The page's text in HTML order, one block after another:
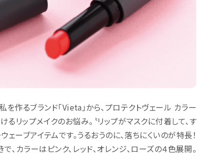
作るブランド「Vieta」から、プロテクトヴェール カラー
リップメイクのお悩み。〝リップがマスクに付着して、す
ェーブアイテムです。うるおうのに、落ちにくいのが特長！
カラーはピンク、レッド、オレンジ、ローズの４色展開。